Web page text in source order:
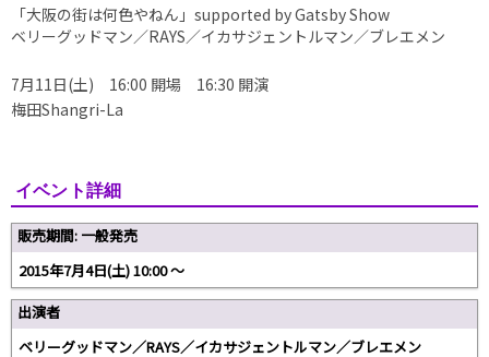
「大阪の街は何色やねん」supported by Gatsby Show
ベリーグッドマン／RAYS／イカサジェントルマン／ブレエメン
7月11日(土) 16:00 開場 16:30 開演
梅田Shangri-La
イベント詳細
販売期間: 一般発売
2015年7月4日(土) 10:00 ～
出演者
ベリーグッドマン／RAYS／イカサジェントルマン／ブレエメン